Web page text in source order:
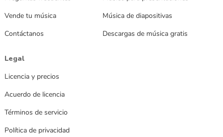
Vende tu música
Contáctanos
Música de diapositivas
Descargas de música gratis
Legal
Licencia y precios
Acuerdo de licencia
Términos de servicio
Política de privacidad